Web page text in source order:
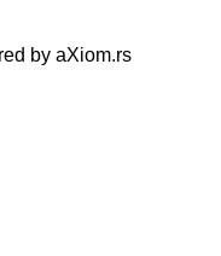
by aXiom.rs